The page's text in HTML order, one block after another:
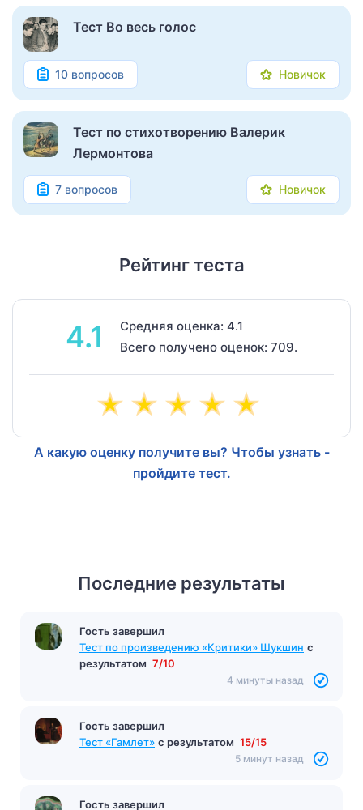
Тест Во весь голос
10 вопросов Новичок
Тест по стихотворению Валерик
Лермонтова
7 вопросов Новичок
Рейтинг теста
4.1
Средняя оценка: 4.1
Всего получено оценок: 709.
А какую оценку получите вы? Чтобы узнать -
пройдите тест.
Последние результаты
Гость завершил
Тест по произведению «Критики» Шукшин с
результатом 7/10
4 минуты назад
Гость завершил
Тест «Гамлет» с результатом 15/15
5 минут назад
Гость завершил